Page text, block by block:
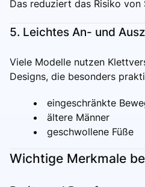
Das reduziert das Risiko von
5. Leichtes An- und
Viele Modelle nutzen
Designs, die besonders
eingeschränkte
ältere Männer
geschwollene Füße
Wichtige Merkmale